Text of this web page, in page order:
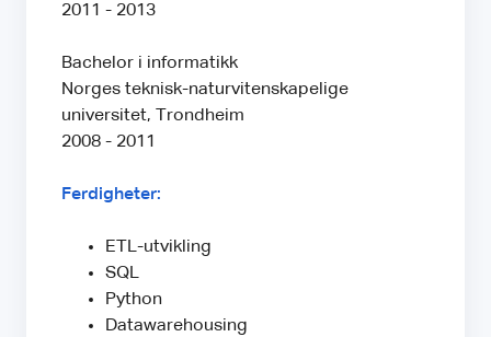
2011 - 2013
Bachelor i informatikk
Norges teknisk-naturvitenskapelige
universitet, Trondheim
2008 - 2011
Ferdigheter:
ETL-utvikling
SQL
Python
Datawarehousing